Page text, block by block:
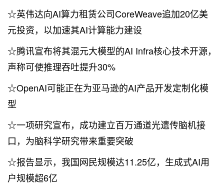
☆英伟达向AI算力租赁公司CoreWeave追加20亿美
元投资，以加速其AI计算能力建设
☆腾讯宣布将其混元大模型的AI Infra核心技术开源，
声称可使推理吞吐提升30%
☆OpenAI可能正在为亚马逊的AI产品开发定制化模
型
☆一项研究宣布，成功建立百万通道光遗传脑机接
口，为脑科学研究带来重要突破
☆报告显示，我国网民规模达11.25亿，生成式AI用
户规模超6亿